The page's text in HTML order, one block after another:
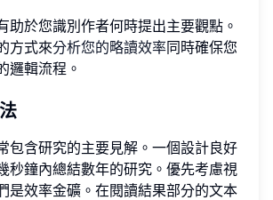
助於您識別作者何時提出主要觀點。
方式來分析您的略讀效率同時確保您
邏輯流程。
包含研究的主要見解。一個設計良好
秒鐘內總結數年的研究。優先考慮視
效率金礦。在閱讀結果部分的文本